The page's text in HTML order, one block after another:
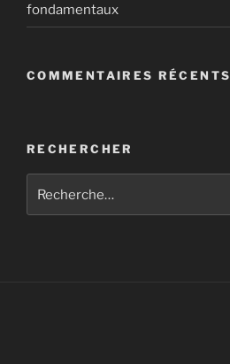
fondamentaux
COMMENTAIRES RÉCENTS
RECHERCHER